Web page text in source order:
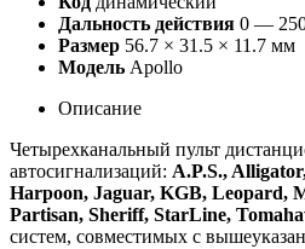
Дальность действия 0 —
Размер 56.7 × 31.5 × 11.7 мм
Модель Apollo
Описание
Четырехканальный пульт
автосигнализаций: A.P.S.,
Harpoon, Jaguar, KGB, Leopard,
Partisan, Sheriff, StarLine,
систем, совместимых с